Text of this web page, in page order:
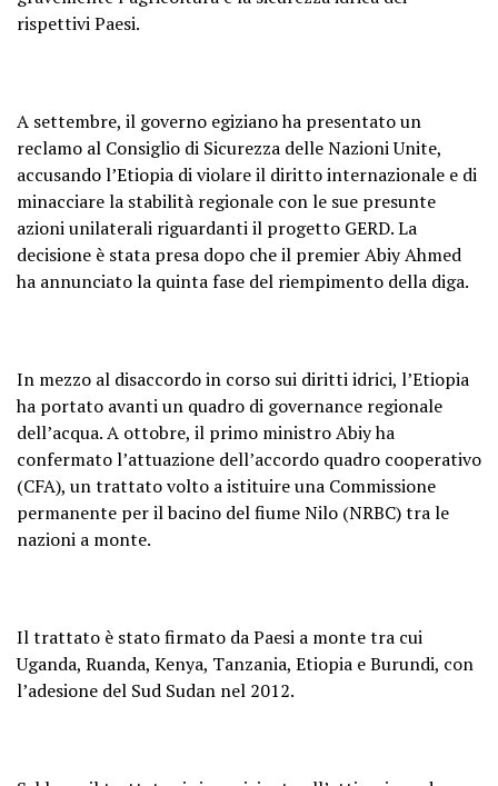
rispettivi Paesi.
A settembre, il governo egiziano ha presentato un
reclamo al Consiglio di Sicurezza delle Nazioni Unite,
accusando l’Etiopia di violare il diritto internazionale e di
minacciare la stabilità regionale con le sue presunte
azioni unilaterali riguardanti il ​​progetto GERD. La
decisione è stata presa dopo che il premier Abiy Ahmed
ha annunciato la quinta fase del riempimento della diga.
In mezzo al disaccordo in corso sui diritti idrici, l’Etiopia
ha portato avanti un quadro di governance regionale
dell’acqua. A ottobre, il primo ministro Abiy ha
confermato l’attuazione dell’accordo quadro cooperativo
(CFA), un trattato volto a istituire una Commissione
permanente per il bacino del fiume Nilo (NRBC) tra le
nazioni a monte.
Il trattato è stato firmato da Paesi a monte tra cui
Uganda, Ruanda, Kenya, Tanzania, Etiopia e Burundi, con
l’adesione del Sud Sudan nel 2012.